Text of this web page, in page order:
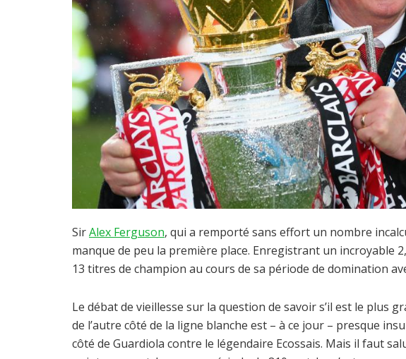
SirAlex Ferguson, qui a remporté sans effort un nombre
manque de peu la première place. Enregistrant un incroyable
13 titres de champion au cours de sa période de domination
Le débat de vieillesse sur la question de savoir s’il est le plus
de l’autre côté de la ligne blanche est – à ce jour – presque
côté de Guardiola contre le légendaire Ecossais. Mais il faut